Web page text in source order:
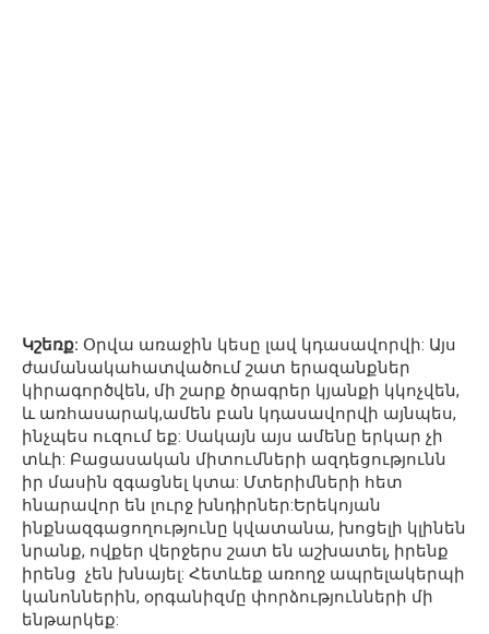
Կշեռք: Օրվա առաջին կեսը լավ կդասավորվի: Այս
ժամանակահատվածում շատ երազանքներ
կիրագործվեն, մի շարք ծրագրեր կյանքի կկոչվեն,
և առհասարակ,ամեն բան կդասավորվի այնպես,
ինչպես ուզում եք: Սակայն այս ամենը երկար չի
տևի: Բացասական միտումների ազդեցությունն
իր մասին զգացնել կտա: Մտերիմների հետ
հնարավոր են լուրջ խնդիրներ:Երեկոյան
ինքնազգացողությունը կվատանա, խոցելի կլինեն
նրանք, ովքեր վերջերս շատ են աշխատել, իրենք
իրենց չեն խնայել: Հետևեք առողջ ապրելակերպի
կանոններին, օրգանիզմը փորձությունների մի
ենթարկեք: